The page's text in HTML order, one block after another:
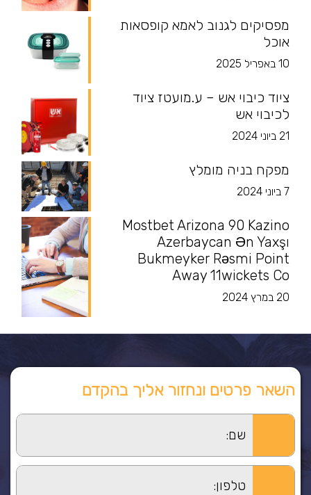
מפסיקים לגנוב לאמא קופסאות
אוכל
10 באפריל 2025
ציוד כיבוי אש – ע.מועטז ציוד
לכיבוי אש
21 ביוני 2024
מפקח בניה מומלץ
7 ביוני 2024
Mostbet Arizona 90 Kazino
Azerbaycan Ən Yaxşı
Bukmeyker Rəsmi Point
Away 11wickets Co
20 במרץ 2024
השאר פרטים ונחזור אליך בהקדם